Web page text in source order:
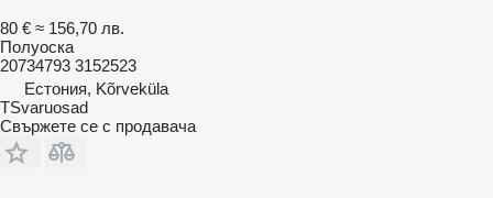
80 € ≈ 156,70 лв.
Полуоска
20734793 3152523
Естония, Kõrveküla
TSvaruosad
Свържете се с продавача